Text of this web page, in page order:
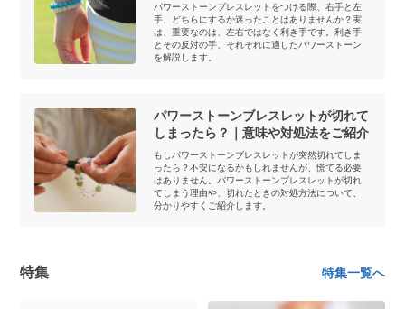
パワーストーンブレスレットをつける際、右手と左
手、どちらにするか迷ったことはありませんか？実
は、重要なのは、左右ではなく利き手です。利き手
とその反対の手、それぞれに適したパワーストーン
を解説します。
パワーストーンブレスレットが切れて
しまったら？｜意味や対処法をご紹介
もしパワーストーンブレスレットが突然切れてしま
ったら？不安になるかもしれませんが、慌てる必要
はありません。パワーストーンブレスレットが切れ
てしまう理由や、切れたときの対処方法について、
分かりやすくご紹介します。
特集 特集一覧へ